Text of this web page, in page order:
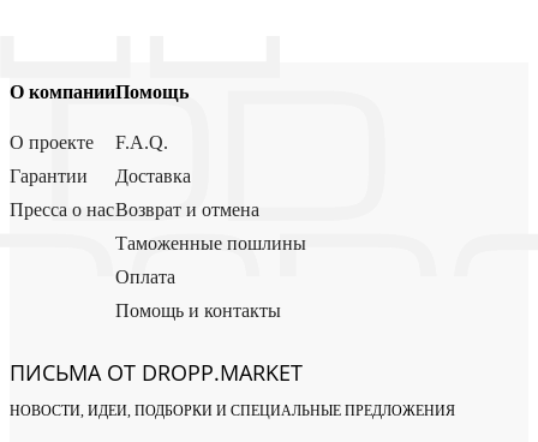
О компании
О проекте
Гарантии
Пресса о нас
Помощь
F.A.Q.
Доставка
Возврат и отмена
Таможенные пошлины
Оплата
Помощь и контакты
ПИСЬМА ОТ DROPP.MARKET
НОВОСТИ, ИДЕИ, ПОДБОРКИ И СПЕЦИАЛЬНЫЕ ПРЕДЛОЖЕНИЯ